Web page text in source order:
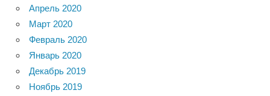
Апрель 2020
Март 2020
Февраль 2020
Январь 2020
Декабрь 2019
Ноябрь 2019